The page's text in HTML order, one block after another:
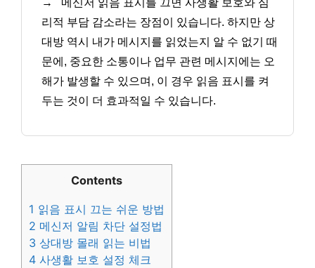
→
메신저 읽음 표시를 끄면 사생활 보호와 심
리적 부담 감소라는 장점이 있습니다. 하지만 상
대방 역시 내가 메시지를 읽었는지 알 수 없기 때
문에, 중요한 소통이나 업무 관련 메시지에는 오
해가 발생할 수 있으며, 이 경우 읽음 표시를 켜
두는 것이 더 효과적일 수 있습니다.
Contents
1 읽음 표시 끄는 쉬운 방법
2 메신저 알림 차단 설정법
3 상대방 몰래 읽는 비법
4 사생활 보호 설정 체크